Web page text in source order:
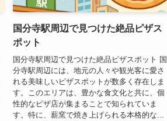
国分寺駅周辺で見つけた絶品ピザス
ポット
国分寺駅周辺で見つけた絶品ピザスポット 国
分寺駅周辺には、地元の人々や観光客に愛さ
れる美味しいピザスポットが数多く存在しま
す。このエリアは、豊かな食文化と共に、個
性的なピザ店が集まることで知られていま
す。特に、薪窯で焼き上げられる本格的な...